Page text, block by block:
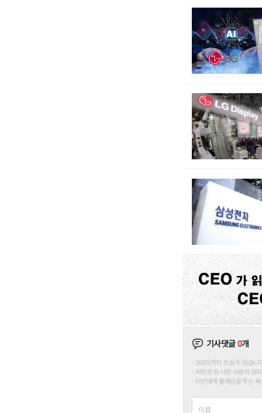
기사댓글0개
200자까지 쓰실 수 있습
저작권 등 다른 사람의 권
타인에게 불쾌감을 주는